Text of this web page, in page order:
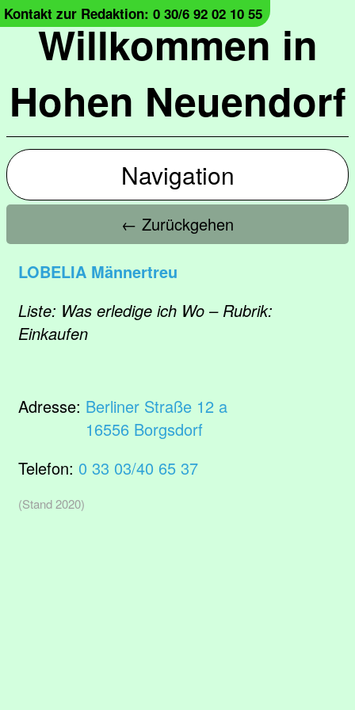
Willkommen in
Hohen Neuendorf
Kontakt zur Redaktion: 0 30/6 92 02 10 55
Navigation
← Zurückgehen
LOBELIA Männertreu
Liste: Was erledige ich Wo – Rubrik:
Einkaufen
Adresse: Berliner Straße 12 a
16556 Borgsdorf
Telefon: 0 33 03/40 65 37
(Stand 2020)